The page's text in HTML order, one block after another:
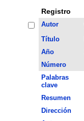
Registro
Autor
Título
Año
Número
Palabras
clave
Resumen
Dirección